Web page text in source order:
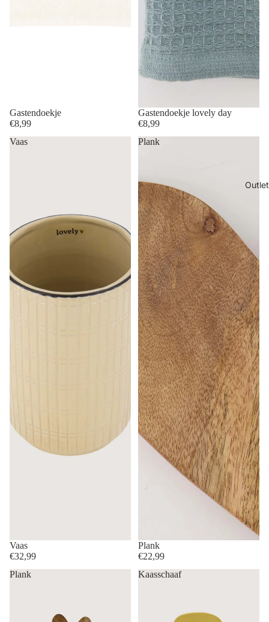
Outlet
Gastendoekje
€8,99
Gastendoekje lovely day
€8,99
Vaas
Vaas
€32,99
Plank
Plank
€22,99
Plank
Kaasschaaf